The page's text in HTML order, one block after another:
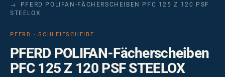
PFERD POLIFAN-FÄCHERSCHEIBEN PFC 125 Z 120 PSF
STEELOX
PFERD · SCHLEIFSCHEIBE
PFERD POLIFAN-Fächerscheiben
PFC 125 Z 120 PSF STEELOX